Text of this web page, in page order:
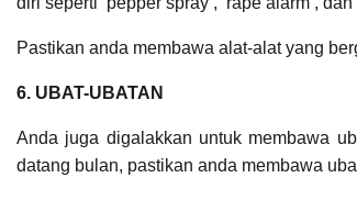
Pastikan anda membawa alat-alat yang
6. UBAT-UBATAN
Anda juga digalakkan untuk membawa
datang bulan, pastikan anda membawa